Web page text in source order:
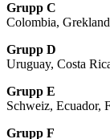
Grupp C
Colombia,
Grupp D
Uruguay, Costa
Grupp E
Schweiz, Ecuador,
Grupp F